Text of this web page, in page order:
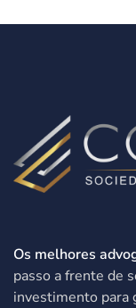
Os melhores
passo a frente de
investimento para